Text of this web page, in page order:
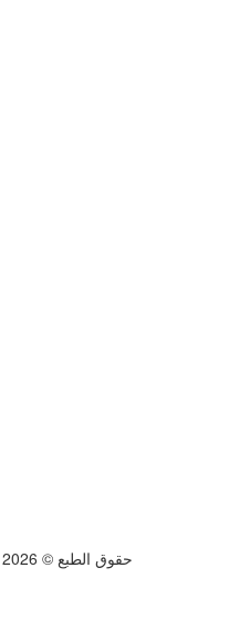
حقوق الطبع © 2026 منصة المدرسة الذكية الفلسطينية